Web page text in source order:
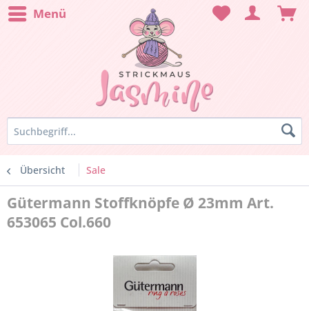
Menü
Übersicht Sale
Gütermann Stoffknöpfe Ø 23mm Art.
653065 Col.660